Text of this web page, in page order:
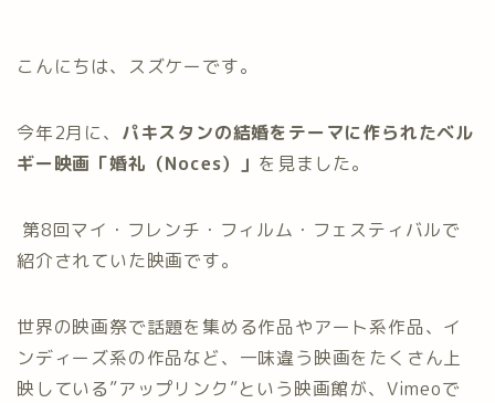
こんにちは、スズケーです。
今年2月に、 パキスタンの結婚をテーマに作られたベル
ギー映画「婚礼（Noces）」 を見ました。
第8回マイ・フレンチ・フィルム・フェスティバルで
紹介されていた映画です。
世界の映画祭で話題を集める作品やアート系作品、イ
ンディーズ系の作品など、一味違う映画をたくさん上
映している”アップリンク”という映画館が、Vimeoで